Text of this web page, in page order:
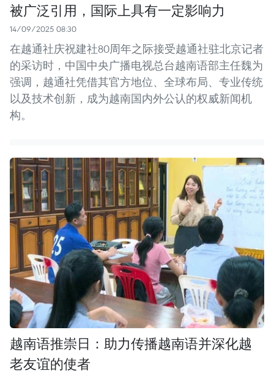
被广泛引用，国际上具有一定影响力
14/09/2025 08:30
在越通社庆祝建社80周年之际接受越通社驻北京记者
的采访时，中国中央广播电视总台越南语部主任魏为
强调，越通社凭借其官方地位、全球布局、专业传统
以及技术创新，成为越南国内外公认的权威新闻机
构。
越南语推崇日：助力传播越南语并深化越
老友谊的使者